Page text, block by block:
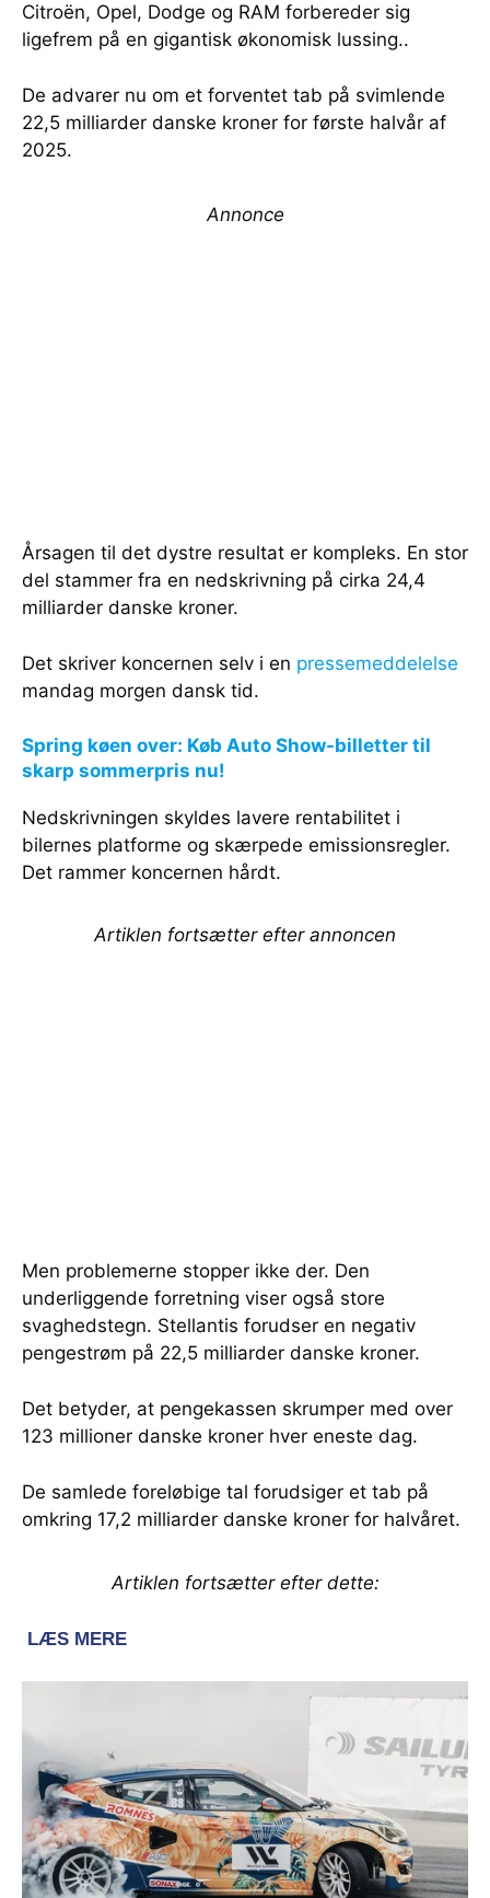
Citroën, Opel, Dodge og RAM forbereder sig
ligefrem på en gigantisk økonomisk lussing..
De advarer nu om et forventet tab på svimlende
22,5 milliarder danske kroner for første halvår af
2025.
Annonce
Årsagen til det dystre resultat er kompleks. En stor
del stammer fra en nedskrivning på cirka 24,4
milliarder danske kroner.
Det skriver koncernen selv i en pressemeddelelse
mandag morgen dansk tid.
Spring køen over: Køb Auto Show-billetter til
skarp sommerpris nu!
Nedskrivningen skyldes lavere rentabilitet i
bilernes platforme og skærpede emissionsregler.
Det rammer koncernen hårdt.
Artiklen fortsætter efter annoncen
Men problemerne stopper ikke der. Den
underliggende forretning viser også store
svaghedstegn. Stellantis forudser en negativ
pengestrøm på 22,5 milliarder danske kroner.
Det betyder, at pengekassen skrumper med over
123 millioner danske kroner hver eneste dag.
De samlede foreløbige tal forudsiger et tab på
omkring 17,2 milliarder danske kroner for halvåret.
Artiklen fortsætter efter dette: